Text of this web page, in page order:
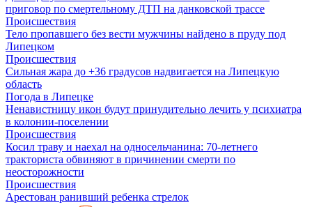
приговор по смертельному ДТП на данковской трассе
Происшествия
Тело пропавшего без вести мужчины найдено в пруду под
Липецком
Происшествия
Сильная жара до +36 градусов надвигается на Липецкую
область
Погода в Липецке
Ненавистницу икон будут принудительно лечить у психиатра
в колонии-поселении
Происшествия
Косил траву и наехал на односельчанина: 70-летнего
тракториста обвиняют в причинении смерти по
неосторожности
Происшествия
Арестован ранивший ребенка стрелок